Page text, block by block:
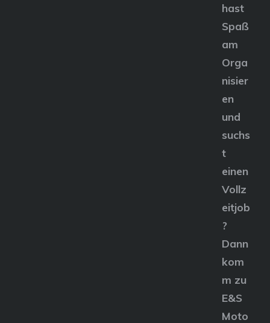
hast
Spaß
am
Orga
nisier
en
und
suchs
t
einen
Vollz
eitjob
?
Dann
kom
m zu
E&S
Moto